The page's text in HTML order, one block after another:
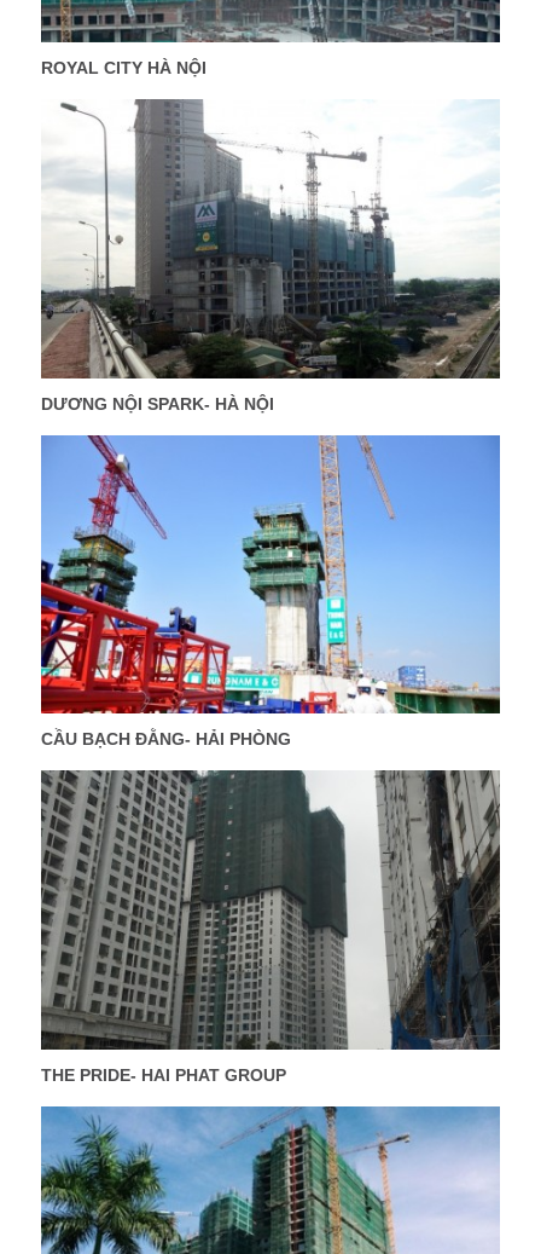
ROYAL CITY HÀ NỘI
DƯƠNG NỘI SPARK- HÀ NỘI
CẦU BẠCH ĐẰNG- HẢI PHÒNG
THE PRIDE- HAI PHAT GROUP